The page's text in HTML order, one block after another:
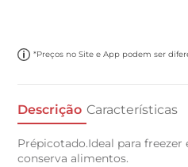
*Preços no Site e App podem ser
Descrição Características
Prépicotado.Ideal para
conserva alimentos.